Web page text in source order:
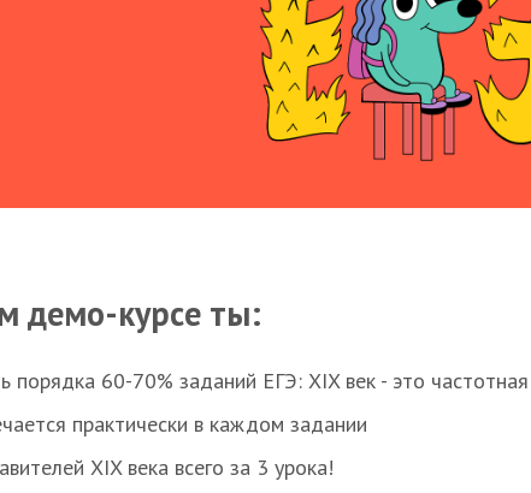
демо-курсе ты:
порядка 60-70% заданий ЕГЭ: XIX век - это
практически в каждом задании
XIX века всего за 3 урока!